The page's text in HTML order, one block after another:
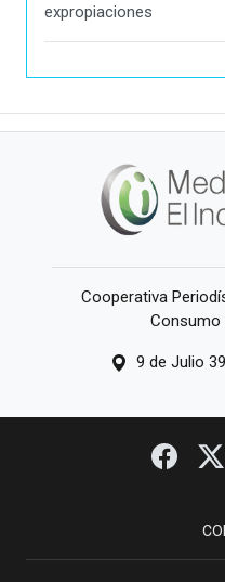
expropiaciones
Cooperativa
Consumo
9 de Julio